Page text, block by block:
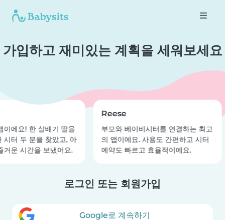
가입하고 재미있는 계획을 세워보세요
이에요! 한 살배기 딸을
시터 두 분을 찾았고, 아
운 시간을 보냈어요.
Reese
부모와 베이비시터를 연결하는 최고
의 앱이에요. 사용도 간편하고 시터
예약도 빠르고 효율적이에요.
로그인 또는 회원가입
Google로 계속하기